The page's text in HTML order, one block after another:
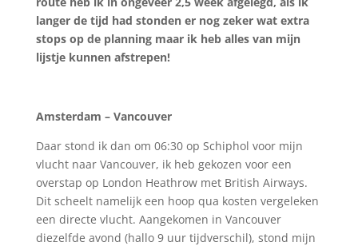
langer de tijd had stonden er nog zeker wat extra
stops op de planning maar ik heb alles van mijn
lijstje kunnen afstrepen!
Amsterdam – Vancouver
Daar stond ik dan om 06:30 op Schiphol voor mijn
vlucht naar Vancouver, ik heb gekozen voor een
overstap op London Heathrow met British Airways.
Dit scheelt namelijk een hoop qua kosten vergeleken
een directe vlucht. Aangekomen in Vancouver
diezelfde avond (hallo 9 uur tijdverschil), stond mijn